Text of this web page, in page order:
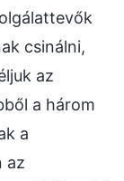
csinálni,
az
a három
a
az